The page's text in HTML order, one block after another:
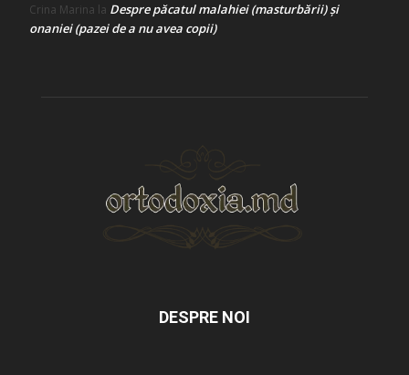
Crina Marina la Despre păcatul malahiei (masturbării) şi
onaniei (pazei de a nu avea copii)
DESPRE NOI